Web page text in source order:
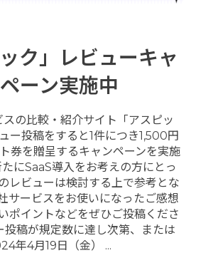
ック」レビューキャ
ーン実施中
の比較・紹介サイト「アスピッ
ー投稿をすると1件につき1,500円
券を贈呈するキャンペーンを実施
たにSaaS導入をお考えの方にとっ
レビューは検討する上で参考とな
サービスをお使いになったご感想
ポイントなどをぜひご投稿くださ
稿が規定数に達し次第、または
年4月19日（金） ...